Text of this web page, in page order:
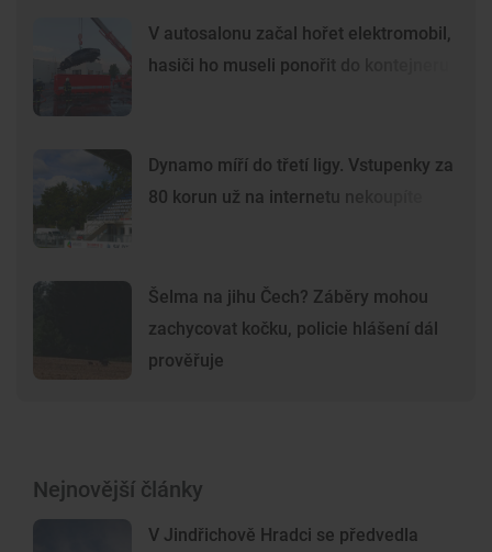
V autosalonu začal hořet elektromobil,
hasiči ho museli ponořit do kontejneru
Dynamo míří do třetí ligy. Vstupenky za
80 korun už na internetu nekoupíte
Šelma na jihu Čech? Záběry mohou
zachycovat kočku, policie hlášení dál
prověřuje
Nejnovější články
V Jindřichově Hradci se předvedla